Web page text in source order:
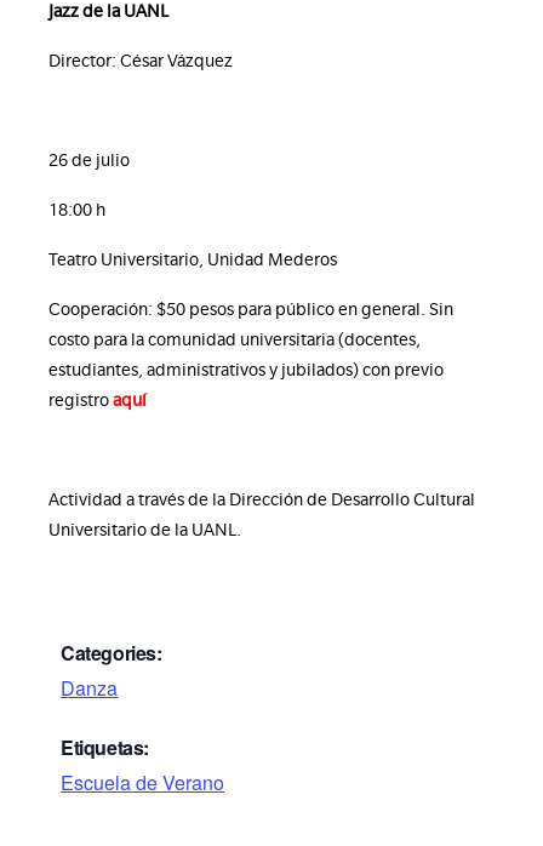
Jazz de la UANL
Director:César Vázquez
26 de julio
18:00 h
Teatro Universitario, Unidad Mederos
Cooperación: $50 pesos para público en general. Sin
costo para la comunidad universitaria (docentes,
estudiantes, administrativos y jubilados) con previo
registroaquí
Actividad a través de la Dirección de Desarrollo Cultural
Universitario de la UANL.
Categories:
Danza
Etiquetas:
Escuela de Verano